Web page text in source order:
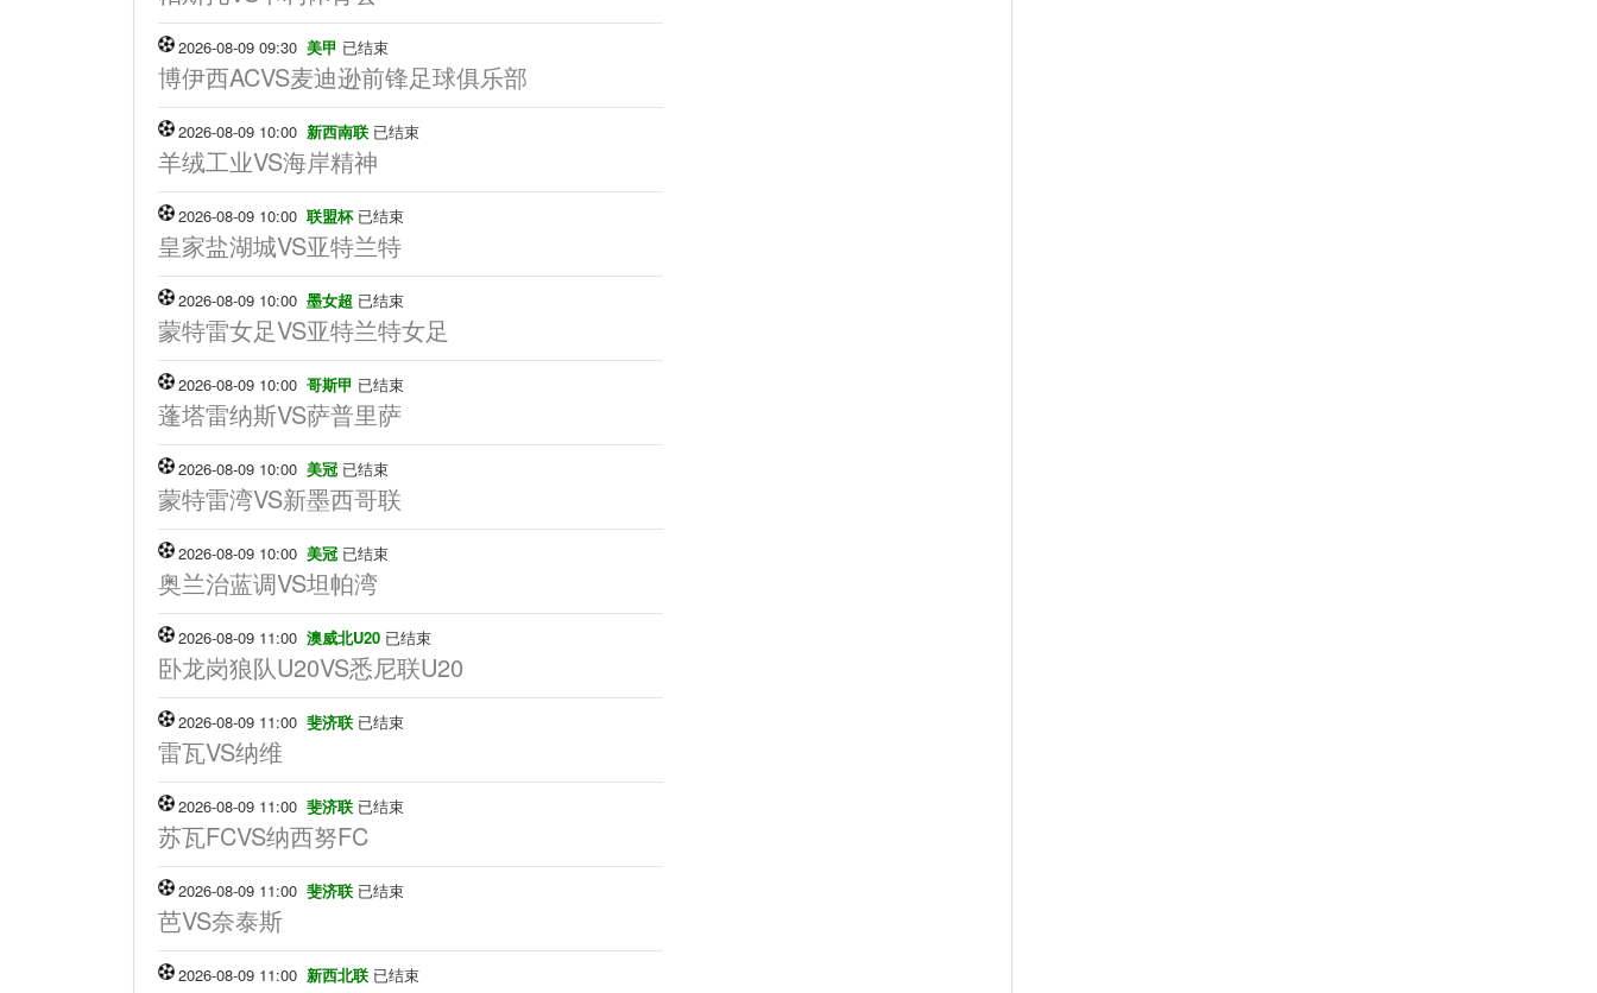
2026-08-09 09:30 美甲 已结束
博伊西ACVS麦迪逊前锋足球俱乐部
2026-08-09 10:00 新西南联 已结束
羊绒工业VS海岸精神
2026-08-09 10:00 联盟杯已结束
皇家盐湖城VS亚特兰特
2026-08-09 10:00 墨女超 已结束
蒙特雷女足VS亚特兰特女足
2026-08-09 10:00 哥斯甲 已结束
蓬塔雷纳斯VS萨普里萨
2026-08-09 10:00 美冠 已结束
蒙特雷湾VS新墨西哥联
2026-08-09 10:00 美冠 已结束
奥兰治蓝调VS坦帕湾
2026-08-09 11:00 澳威北U20 已结束
卧龙岗狼队U20VS悉尼联U20
2026-08-09 11:00 斐济联 已结束
雷瓦VS纳维
2026-08-09 11:00 斐济联 已结束
苏瓦FCVS纳西努FC
2026-08-09 11:00 斐济联 已结束
芭VS奈泰斯
2026-08-09 11:00 新西北联 已结束